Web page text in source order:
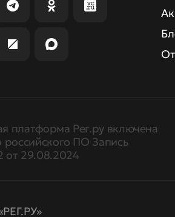
платформа Рег.ру включена
российского ПО Запись
от 29.08.2024